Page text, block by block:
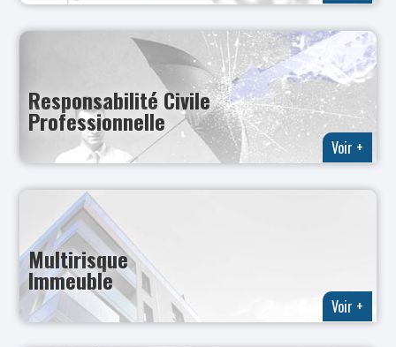
Responsabilité Civile
Professionnelle
Voir +
Multirisque
Immeuble
Voir +